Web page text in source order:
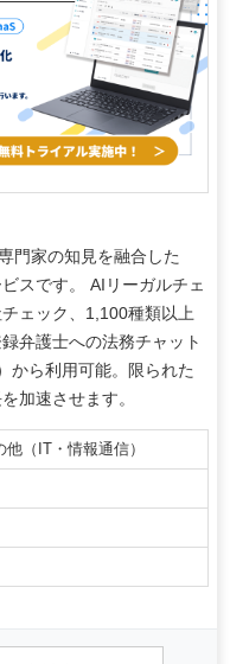
門家の知見を融合した
スです。 AIリーガルチェ
ェック、1,100種類以上
弁護士への法務チャット
から利用可能。限られた
加速させます。
他（IT・情報通信）